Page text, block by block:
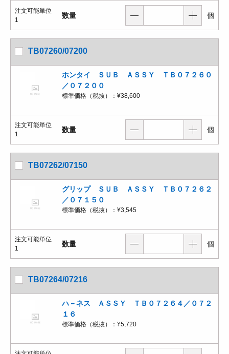
注文可能単位
1
数量 個
TB07260/07200
ホンタイ ＳＵＢ ＡＳＳＹ ＴＢ０７２６０
／０７２００
標準価格（税抜）： ¥38,600
注文可能単位
1
数量 個
TB07262/07150
グリップ ＳＵＢ ＡＳＳＹ ＴＢ０７２６２
／０７１５０
標準価格（税抜）： ¥3,545
注文可能単位
1
数量 個
TB07264/07216
ハ－ネス ＡＳＳＹ ＴＢ０７２６４／０７２
１６
標準価格（税抜）： ¥5,720